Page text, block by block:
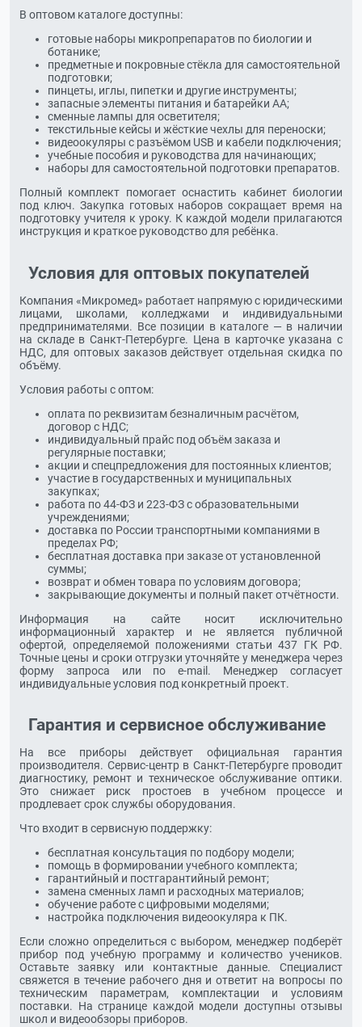
В оптовом каталоге доступны:
готовые наборы микропрепаратов по биологии и
ботанике;
предметные и покровные стёкла для самостоятельной
подготовки;
пинцеты, иглы, пипетки и другие инструменты;
запасные элементы питания и батарейки АА;
сменные лампы для осветителя;
текстильные кейсы и жёсткие чехлы для переноски;
видеоокуляры с разъёмом USB и кабели подключения;
учебные пособия и руководства для начинающих;
наборы для самостоятельной подготовки препаратов.
Полный комплект помогает оснастить кабинет биологии
под ключ. Закупка готовых наборов сокращает время на
подготовку учителя к уроку. К каждой модели прилагаются
инструкция и краткое руководство для ребёнка.
Условия для оптовых покупателей
Компания «Микромед» работает напрямую с юридическими
лицами, школами, колледжами и индивидуальными
предпринимателями. Все позиции в каталоге — в наличии
на складе в Санкт-Петербурге. Цена в карточке указана с
НДС, для оптовых заказов действует отдельная скидка по
объёму.
Условия работы с оптом:
оплата по реквизитам безналичным расчётом,
договор с НДС;
индивидуальный прайс под объём заказа и
регулярные поставки;
акции и спецпредложения для постоянных клиентов;
участие в государственных и муниципальных
закупках;
работа по 44-ФЗ и 223-ФЗ с образовательными
учреждениями;
доставка по России транспортными компаниями в
пределах РФ;
бесплатная доставка при заказе от установленной
суммы;
возврат и обмен товара по условиям договора;
закрывающие документы и полный пакет отчётности.
Информация на сайте носит исключительно
информационный характер и не является публичной
офертой, определяемой положениями статьи 437 ГК РФ.
Точные цены и сроки отгрузки уточняйте у менеджера через
форму запроса или по e-mail. Менеджер согласует
индивидуальные условия под конкретный проект.
Гарантия и сервисное обслуживание
На все приборы действует официальная гарантия
производителя. Сервис-центр в Санкт-Петербурге проводит
диагностику, ремонт и техническое обслуживание оптики.
Это снижает риск простоев в учебном процессе и
продлевает срок службы оборудования.
Что входит в сервисную поддержку:
бесплатная консультация по подбору модели;
помощь в формировании учебного комплекта;
гарантийный и постгарантийный ремонт;
замена сменных ламп и расходных материалов;
обучение работе с цифровыми моделями;
настройка подключения видеоокуляра к ПК.
Если сложно определиться с выбором, менеджер подберёт
прибор под учебную программу и количество учеников.
Оставьте заявку или контактные данные. Специалист
свяжется в течение рабочего дня и ответит на вопросы по
техническим параметрам, комплектации и условиям
поставки. На странице каждой модели доступны отзывы
школ и видеообзоры приборов.